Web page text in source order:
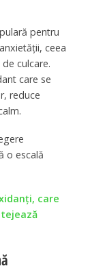
pentru
ceea
culcare.
care se
reduce
o escală
care